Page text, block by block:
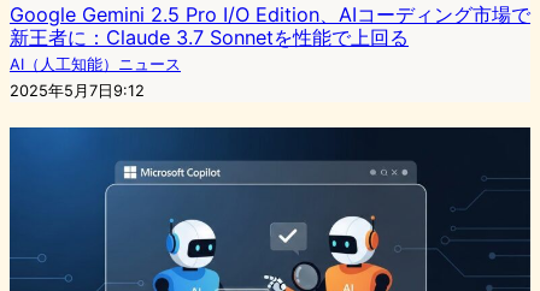
Google Gemini 2.5 Pro I/O Edition、AIコーディング市場で
新王者に：Claude 3.7 Sonnetを性能で上回る
AI（人工知能）ニュース
2025年5月7日9:12